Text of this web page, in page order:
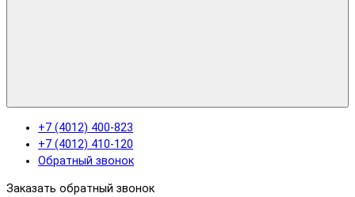
+7 (4012) 400-823
+7 (4012) 410-120
Обратный звонок
Заказать обратный звонок